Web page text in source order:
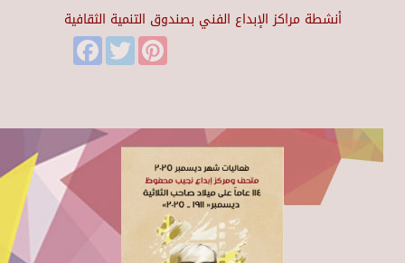
أنشطة مراكز الإبداع الفني بصندوق التنمية الثقافية
FacebookTwitter